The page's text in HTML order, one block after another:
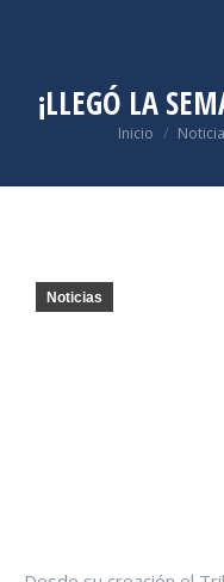
¡LLEGÓ LA
Estás aquí:
Inicio
Noticias